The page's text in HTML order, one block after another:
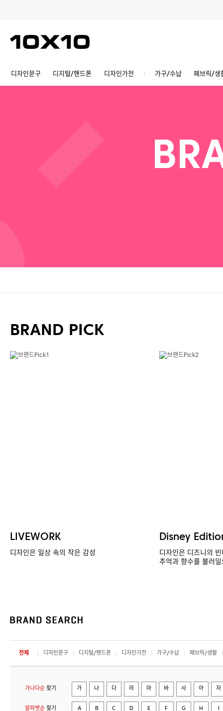
디자인문구 디지털/핸드폰 디자인가전 가구/수납 패브릭/생
BRAND PICK
LIVEWORK
디자인은 일상 속의 작은 감성
Disney
디자인은 디즈니의
추억과 향수를 불러
전체 디자인문구 디지털/핸드폰 디자인가전 가구/수납 패브릭/생활
가나다순 찾기 가 나 다 라 마 바 사 아 자
알파벳순 찾기 A B C D E F G H